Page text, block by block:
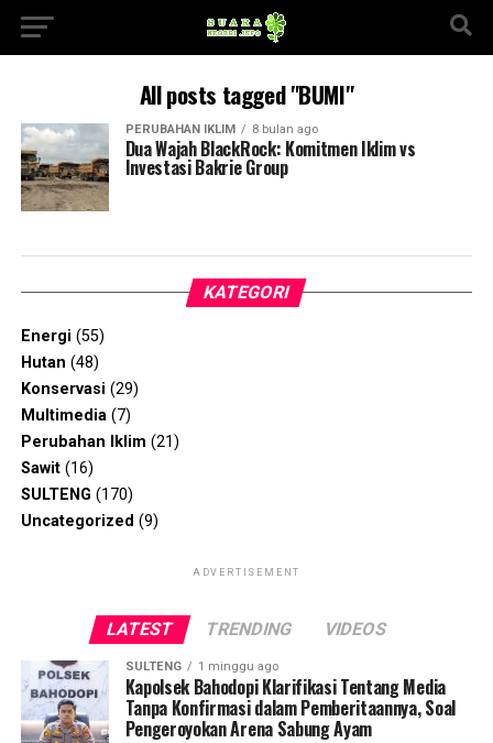
All posts tagged "BUMI"
PERUBAHAN IKLIM 8 bulan ago
Dua Wajah BlackRock: Komitmen Iklim vs
Investasi Bakrie Group
KATEGORI
Energi (55)
Hutan (48)
Konservasi (29)
Multimedia(7)
Perubahan Iklim (21)
Sawit(16)
SULTENG (170)
Uncategorized (9)
ADVERTISEMENT
LATEST TRENDING VIDEOS
SULTENG 1 minggu ago
Kapolsek Bahodopi Klarifikasi Tentang Media
Tanpa Konfirmasi dalam Pemberitaannya, Soal
Pengeroyokan Arena Sabung Ayam